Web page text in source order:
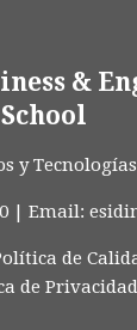
&
School
y
| Email:
de
de Privacidad